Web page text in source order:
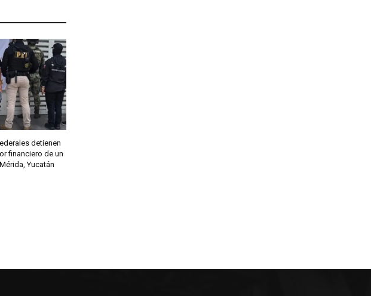
detienen
financiero de un
Yucatán